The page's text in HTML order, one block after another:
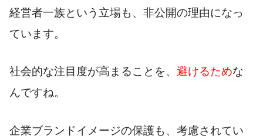
経営者一族という立場も、非公開の理由になっ
ています。
社会的な注目度が高まることを、 避けるためな
んですね。
企業ブランドイメージの保護も、考慮されてい